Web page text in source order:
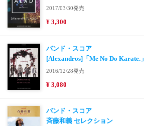
2017/03/30発売
¥ 3,300
バンド・スコア
[Alexandros]「Me No Do Karate.」
2016/12/28発売
¥ 3,080
バンド・スコア
斉藤和義 セレクション